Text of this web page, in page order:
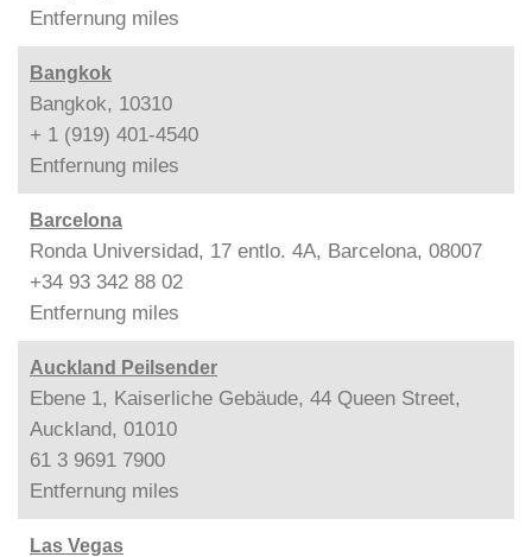
Entfernung miles
Bangkok
Bangkok, 10310
+ 1 (919) 401-4540
Entfernung miles
Barcelona
Ronda Universidad, 17 entlo. 4A, Barcelona, 08007
+34 93 342 88 02
Entfernung miles
Auckland Peilsender
Ebene 1, Kaiserliche Gebäude, 44 Queen Street,
Auckland, 01010
61 3 9691 7900
Entfernung miles
Las Vegas